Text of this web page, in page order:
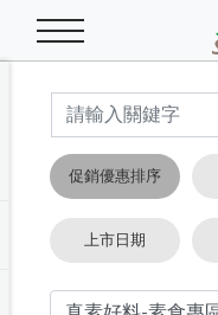
米/五穀/濃湯
油/調味料
泡麵 / 麵條
休閒零嘴
美味餅乾
糖果/巧克力
養生保健/常備品
奶粉/穀麥片
特色茶品
沐浴乳香皂
美髮造型
口腔清潔
鍋具/飲水/廚房
掃除用具/照明/五金
傢飾/收納/衛浴
衛生紙/濕巾
衣物清潔
居家清潔
廚房家電
季節家電
生活家電
文具/辦公用品
汽機車百貨
休閒/運動
冷凍免運
箱購免運
主題專區
促銷優惠排序
上市日期